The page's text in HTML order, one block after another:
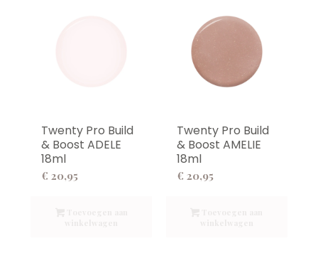
Twenty Pro Build
& Boost ADELE
18ml
€ 20,95
Twenty Pro Build
& Boost AMELIE
18ml
€ 20,95